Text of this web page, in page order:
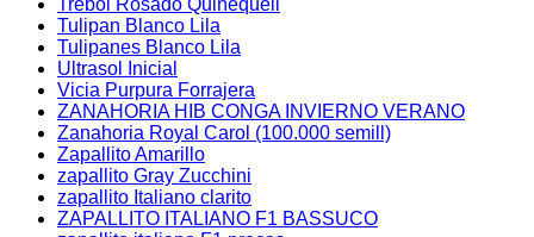
Tulipan Blanco Lila
Tulipanes Blanco Lila
Ultrasol Inicial
Vicia Purpura Forrajera
ZANAHORIA HIB CONGA INVIERNO VERANO
Zanahoria Royal Carol (100.000 semill)
Zapallito Amarillo
zapallito Gray Zucchini
zapallito Italiano clarito
ZAPALLITO ITALIANO F1 BASSUCO